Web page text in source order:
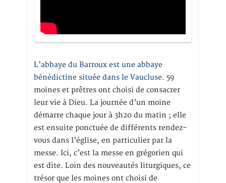
L’abbaye du Barroux est une abbaye
bénédictine située dans le Vaucluse. 59
moines et prêtres ont choisi de consacrer
leur vie à Dieu. La journée d’un moine
démarre chaque jour à 3h20 du matin ; elle
est ensuite ponctuée de différents rendez-
vous dans l’église, en particulier par la
messe. Ici, c’est la messe en grégorien qui
est dite. Loin des nouveautés liturgiques, ce
trésor que les moines ont choisi de